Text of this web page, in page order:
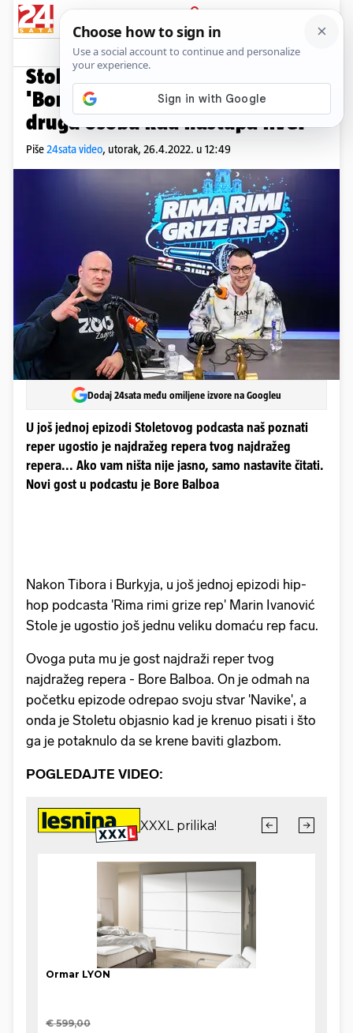
PRIJAVA
Video Komentari
RIMA RIMI GRIZE REP
Stole nahvalio mladog repera:
'Bore Balboa se pretvori u skroz
drugu osobu kad nastupa live!'
Piše24sata video, utorak, 26.4.2022. u 12:49
Dodaj 24sata među omiljene izvore na Googleu
U još jednoj epizodi Stoletovog podcasta naš poznati
reper ugostio je najdražeg repera tvog najdražeg
repera... Ako vam ništa nije jasno, samo nastavite čitati.
Novi gost u podcastu je Bore Balboa
Nakon Tibora i Burkyja, u još jednoj epizodi hip-
hop podcasta 'Rima rimi grize rep' Marin Ivanović
Stole je ugostio još jednu veliku domaću rep facu.
Ovoga puta mu je gost najdraži reper tvog
najdražeg repera - Bore Balboa. On je odmah na
početku epizode odrepao svoju stvar 'Navike', a
onda je Stoletu objasnio kad je krenuo pisati i što
ga je potaknulo da se krene baviti glazbom.
POGLEDAJTE VIDEO: